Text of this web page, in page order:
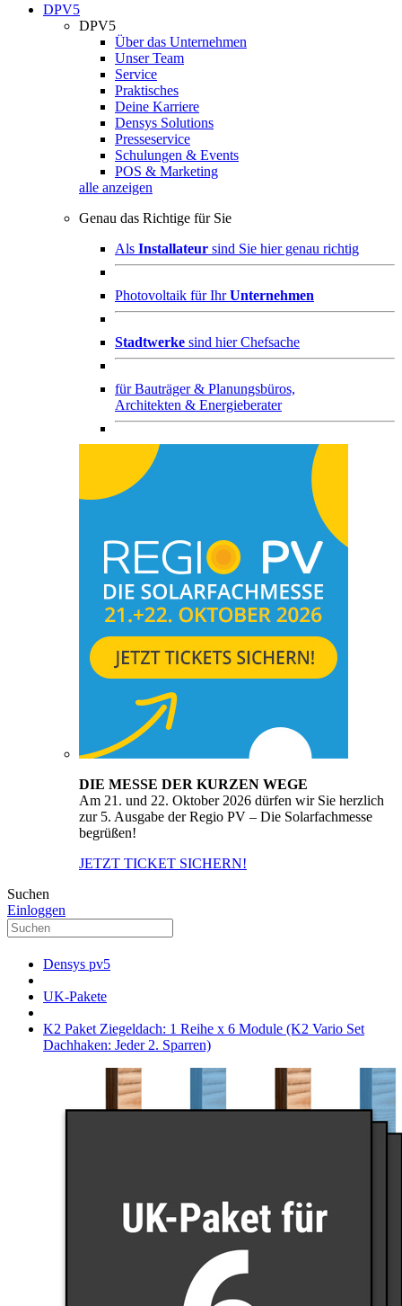
DPV5
DPV5
Über das Unternehmen
Unser Team
Service
Praktisches
Deine Karriere
Densys Solutions
Presseservice
Schulungen & Events
POS & Marketing
alle anzeigen
Genau das Richtige für Sie
Als Installateur sind Sie hier genau richtig
Photovoltaik für IhrUnternehmen
Stadtwerke sind hier Chefsache
fürBauträger & Planungsbüros,
Architekten & Energieberater
DIE MESSE DER KURZEN WEGE
Am 21. und 22. Oktober 2026 dürfen wir Sie herzlich
zur 5. Ausgabe der Regio PV – Die Solarfachmesse
begrüßen!
JETZT TICKET SICHERN!
Suchen
Einloggen
Densys pv5
UK-Pakete
K2 Paket Ziegeldach: 1 Reihe x 6 Module (K2 Vario Set
Dachhaken: Jeder 2. Sparren)